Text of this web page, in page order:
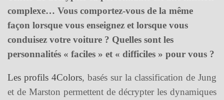
complexe… Vous comportez-vous de la même
façon lorsque vous enseignez et lorsque vous
conduisez votre voiture ? Quelles sont les
personnalités « faciles » et « difficiles » pour vous ?
Les profils 4Colors, basés sur la classification de Jung
et de Marston permettent de décrypter les dynamiques